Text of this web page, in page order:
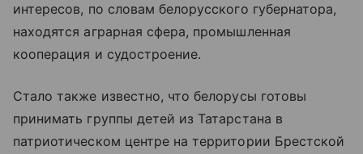
интересов, по словам белорусского губернатора,
находятся аграрная сфера, промышленная
кооперация и судостроение.
Стало также известно, что белорусы готовы
принимать группы детей из Татарстана в
патриотическом центре на территории Брестской